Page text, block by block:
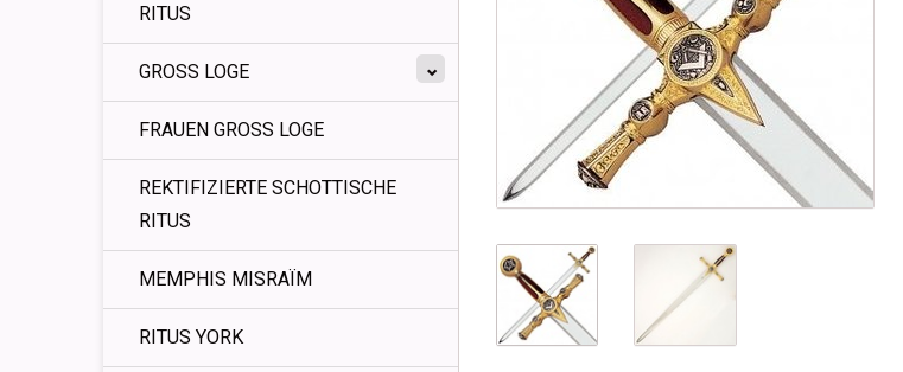
RITUS
GROSS LOGE
FRAUEN GROSS LOGE
REKTIFIZIERTE SCHOTTISCHE
RITUS
MEMPHIS MISRAÏM
RITUS YORK